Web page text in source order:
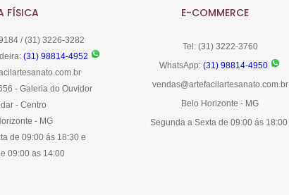
FÍSICA
/ (31) 3226-3282
(31) 98814-4952
- Galeria do Ouvidor
- Centro
- MG
de 09:00 ás 18:30 e
09:00 as 14:00
E-COMMERCE
Tel: (31) 3222-3760
WhatsApp:(31) 98814-4950
vendas@artefacilartesanato.com.br
Belo Horizonte - MG
Segunda a Sexta de 09:00 ás 18:00